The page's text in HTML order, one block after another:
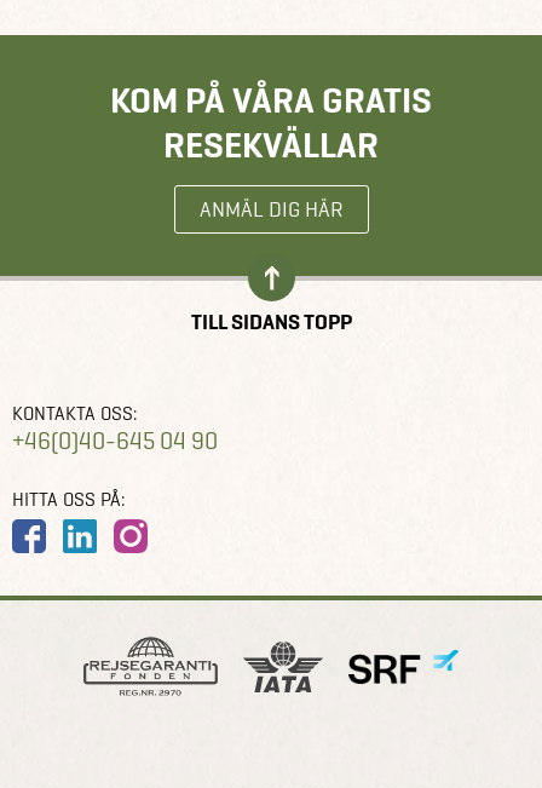
KOM PÅ VÅRA GRATIS
RESEKVÄLLAR
ANMÄL DIG HÄR
TILL SIDANS TOPP
KONTAKTA OSS:
+46(0)40-645 04 90
HITTA OSS PÅ: